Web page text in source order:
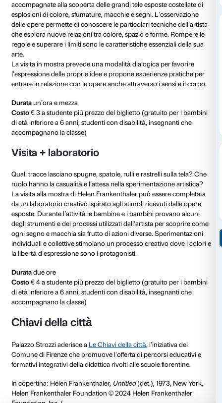
organizzatiincontri gratuiti per gli insegnantie sono
disposizione materiali per preparare la visita,
contenuti sugli artisti e rendere le attività più
Materiali di approfondimento
Per maggiori informazioni sull’accessibilità
paginaInformazioni per i visitatori
Dopo la prenotazione è richiesta agli insegnanti la
questionariopre-visita
caratteristiche della classe al fine di migliorare
Visita alla mostra
Nella visita alla mostra le classi III, IV e V della scuola
accompagnate alla scoperta delle grandi tele
esplosioni di colore, sfumature, macchie e segni.
delle opere permette di conoscere le particolari
che esplora nuove relazioni tra colore, spazio e
regole e superare i limiti sono le caratteristiche
arte.
La visita in mostra prevede una modalità dialogica
entrare in relazione con le opere anche attraverso i
Costo€ 3 a studente più prezzo del biglietto
di età inferiore a 6 anni, studenti con disabilità,